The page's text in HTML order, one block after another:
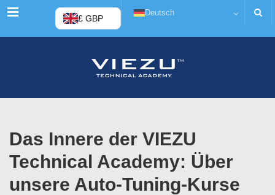
Menü £ GBP
Deutsch
Das Innere der VIEZU
Technical Academy: Über
unsere Auto-Tuning-Kurse